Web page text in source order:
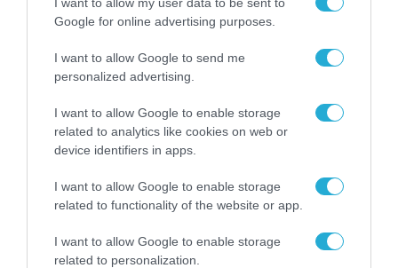
Google for online advertising purposes.
I want to allow Google to send me
personalized advertising.
I want to allow Google to enable storage
related to analytics like cookies on web or
device identifiers in apps.
I want to allow Google to enable storage
related to functionality of the website or app.
I want to allow Google to enable storage
related to personalization.
07.08.2026 | 20:02
Ο Γιάννης Αλαφούζος «τέλειωσε» τον
Κωνσταντίνο Ζούλα από τον ΣΚΑΪ – Ο λόγος της
απομάκρυνσής του